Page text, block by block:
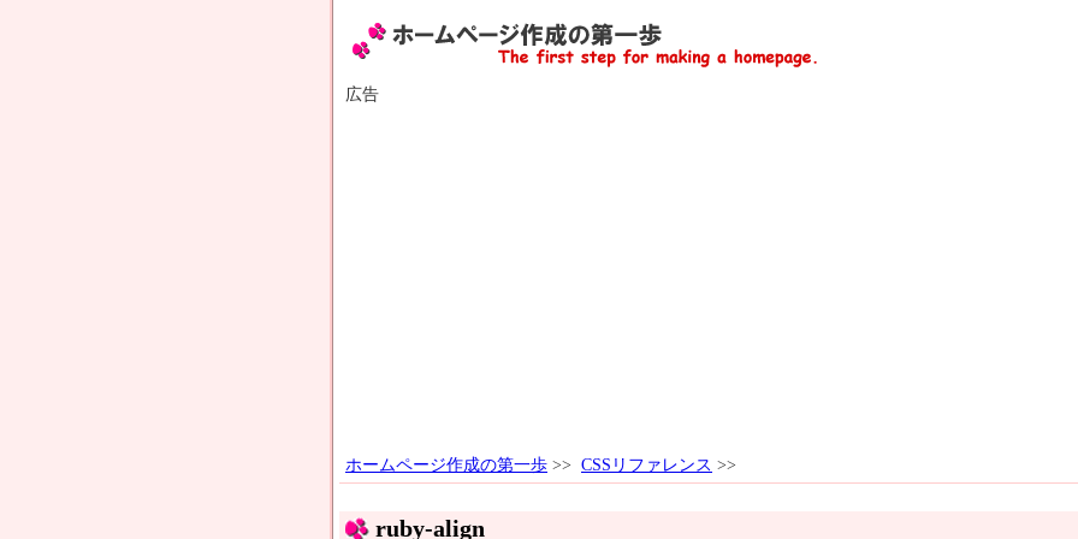
広告
ホームページ作成の第一歩 >> CSSリファレンス >>
ruby-align